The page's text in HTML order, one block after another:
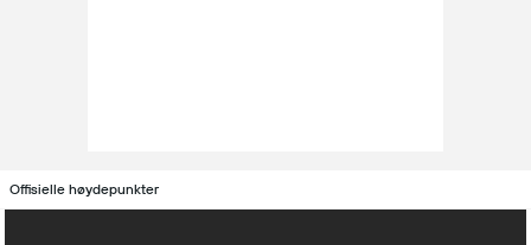
Offisielle høydepunkter